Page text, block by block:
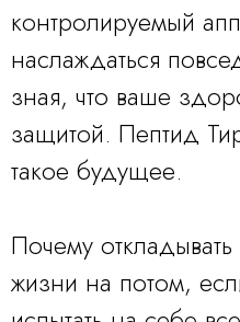
контролируемый
наслаждаться
зная, что ваше
защитой. Пептид
такое будущее.
Почему
жизни на потом,